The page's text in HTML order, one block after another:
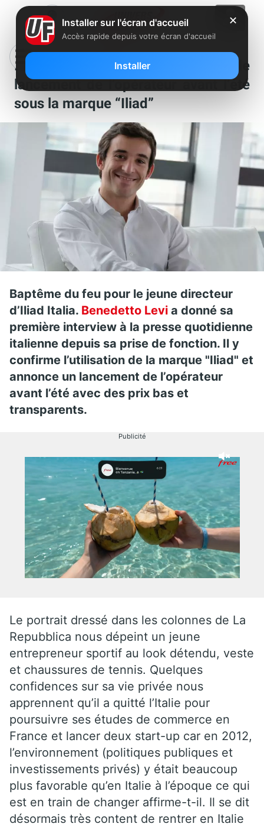
Italie : Benedetto Levi annonce le
lancement de l’opérateur avant l’été
sous la marque “Iliad”
Baptême du feu pour le jeune directeur
d’Iliad Italia. Benedetto Levi a donné sa
première interview à la presse quotidienne
italienne depuis sa prise de fonction. Il y
confirme l’utilisation de la marque "Iliad" et
annonce un lancement de l’opérateur
avant l’été avec des prix bas et
transparents.
Publicité
Le portrait dressé dans les colonnes de La
Repubblica nous dépeint un jeune
entrepreneur sportif au look détendu, veste
et chaussures de tennis. Quelques
confidences sur sa vie privée nous
apprennent qu’il a quitté l’Italie pour
poursuivre ses études de commerce en
France et lancer deux start-up car en 2012,
l’environnement (politiques publiques et
investissements privés) y était beaucoup
plus favorable qu’en Italie à l’époque ce qui
est en train de changer affirme-t-il. Il se dit
désormais très content de rentrer en Italie
✕
Installer sur l'écran d'accueil
Accès rapide depuis votre écran d'accueil
Installer